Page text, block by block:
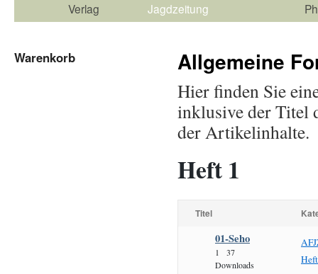
Verlag
Jagdzeitung
Allgemeine
Hier finden Sie
inklusive der Titel
der Artikelinhalte.
Heft 1
Titel
01-Seho
1
37
Downloads
Warenkorb